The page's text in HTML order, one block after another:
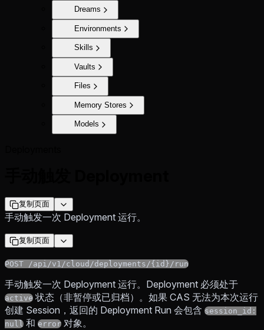
Dreams
Environments
Skills
Vaults
Files
Memory Stores
Models
复制页面
手动触发一次 Deployment 运行。
复制页面
POST /api/v1/cloud/deployments/{id}/run
手动触发一次 Deployment 运行。Deployment 必须处于
active 状态（非暂停或已归档）。如果 CAS 无法为本次运行
创建 Session，返回的 Deployment Run 会包含 session_id:
null 和 error 对象。